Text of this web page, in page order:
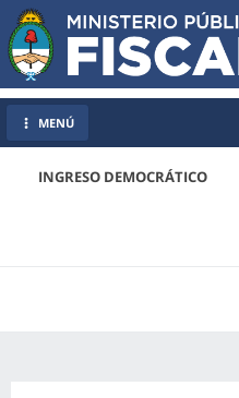
INGRESO DEMOCRÁTICO
MENÚ